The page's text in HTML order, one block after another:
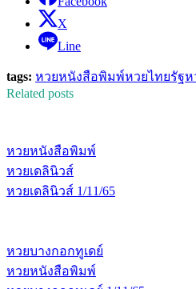
X
Line
tags: หวยหนังสือพิมพ์หวยไทยรัฐห
Related posts
หวยหนังสือพิมพ์
หวยเดลินิวส์
หวยเดลินิวส์ 1/11/65
หวยบางกอกทูเดย์
หวยหนังสือพิมพ์